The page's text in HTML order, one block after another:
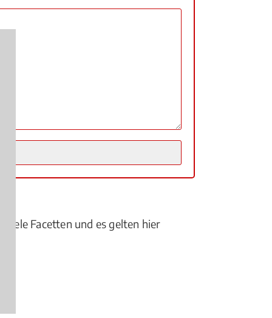
Facetten und es gelten hier